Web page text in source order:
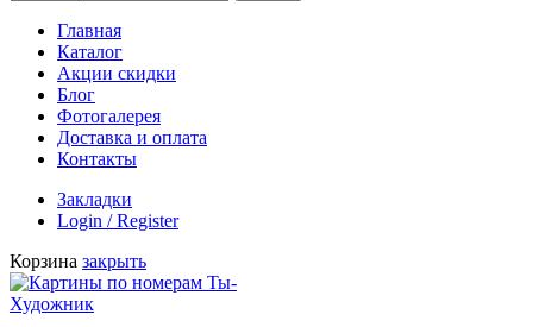
for:
Главная
Каталог
Акции скидки
Блог
Фотогалерея
Доставка и оплата
Контакты
Закладки
Login / Register
Корзина закрыть